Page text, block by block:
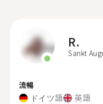
R.
Sankt
流暢
ドイツ語 英語